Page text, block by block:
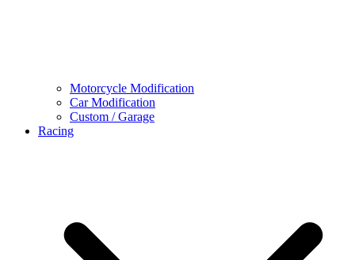
Motorcycle Modification
Car Modification
Custom / Garage
Racing